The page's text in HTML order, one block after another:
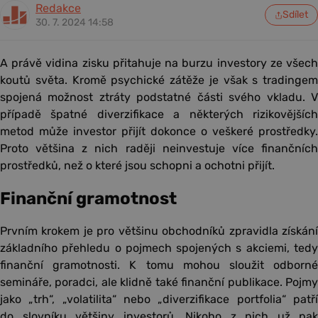
Redakce
30. 7. 2024 14:58
Sdílet
A právě vidina zisku přitahuje na burzu investory ze všech
koutů světa. Kromě psychické zátěže je však s tradingem
spojená možnost ztráty podstatné části svého vkladu. V
případě špatné diverzifikace a některých rizikovějších
metod může investor přijít dokonce o veškeré prostředky.
Proto většina z nich raději neinvestuje více finančních
prostředků, než o které jsou schopni a ochotni přijít.
Finanční gramotnost
Prvním krokem je pro většinu obchodníků zpravidla získání
základního přehledu o pojmech spojených s akciemi, tedy
finanční gramotnosti. K tomu mohou sloužit odborné
semináře, poradci, ale klidně také finanční publikace. Pojmy
jako „trh“, „volatilita“ nebo „diverzifikace portfolia“ patří